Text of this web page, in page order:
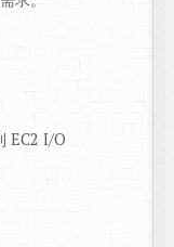
EC2 I/O